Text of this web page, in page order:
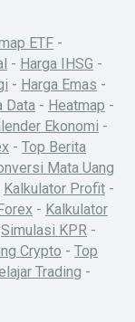
ETF -
- Harga IHSG -
- Harga Emas -
Data - Heatmap -
Ekonomi -
- Top Berita
Mata Uang
Kalkulator Profit -
- Kalkulator
Simulasi KPR -
Crypto - Top
Trading -